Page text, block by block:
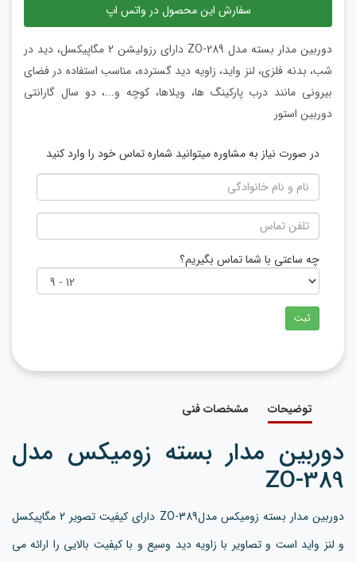
سفارش این محصول در واتس اپ
دوربین مدار بسته مدل ZO-289 دارای رزولیشن 2 مگاپیکسل، دید در
شب، بدنه فلزی، لنز واید، زاویه دید گسترده، مناسب استفاده در فضای
بیرونی مانند درب پارکینگ ها، ویلاها، کوچه و...، دو سال گارانتی
دوربین استور
در صورت نیاز به مشاوره میتوانید شماره تماس خود را وارد کنید
چه ساعتی با شما تماس بگیریم؟
ثبت
توضیحات مشخصات فنی
دوربین مدار بسته زومیکس مدل
ZO-389
دوربین مدار بسته زومیکس مدلZO-389 دارای کیفیت تصویر 2 مگاپیکسل
و لنز واید است و تصاویر با زاویه دید وسیع و با کیفیت بالایی را ارائه می